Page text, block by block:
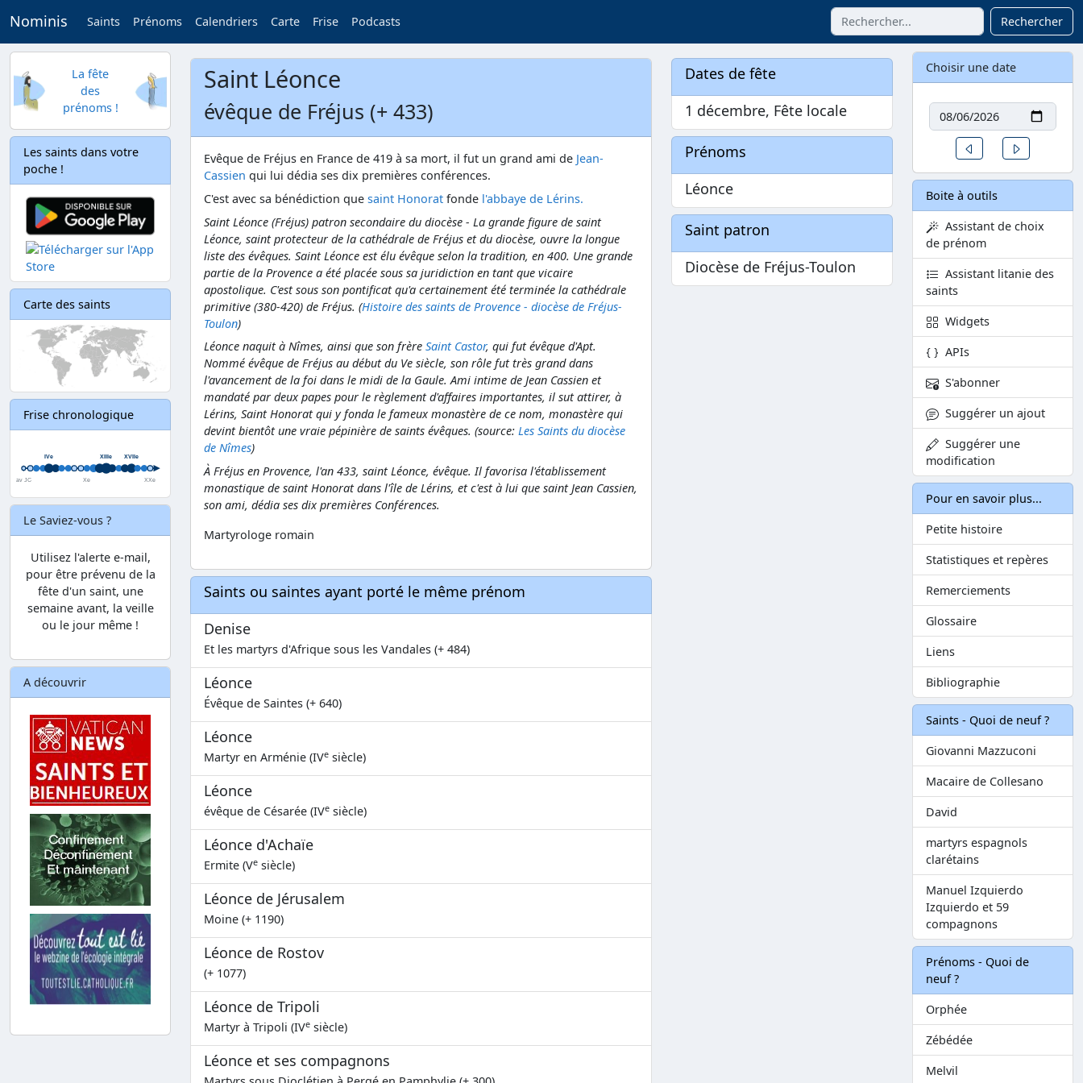
Nominis Saints Prénoms Calendriers Carte Frise Podcasts Rechercher
La fête
des
prénoms !
Les saints dans votre
poche !
Carte des saints
Frise chronologique
Le Saviez-vous ?
Utilisez l'alerte e-mail,
pour être prévenu de la
fête d'un saint, une
semaine avant, la veille
ou le jour même !
A découvrir
Saint Léonce
évêque de Fréjus (+ 433)
Evêque de Fréjus en France de 419 à sa mort, il fut un grand ami de Jean-
Cassien qui lui dédia ses dix premières conférences.
C'est avec sa bénédiction que saint Honorat fonde l'abbaye de Lérins.
Saint Léonce (Fréjus) patron secondaire du diocèse - La grande figure de saint
Léonce, saint protecteur de la cathédrale de Fréjus et du diocèse, ouvre la longue
liste des évêques. Saint Léonce est élu évêque selon la tradition, en 400. Une grande
partie de la Provence a été placée sous sa juridiction en tant que vicaire
apostolique. C'est sous son pontificat qu'a certainement été terminée la cathédrale
primitive (380-420) de Fréjus. (Histoire des saints de Provence - diocèse de Fréjus-
Toulon)
Léonce naquit à Nîmes, ainsi que son frère Saint Castor, qui fut évêque d'Apt.
Nommé évêque de Fréjus au début du Ve siècle, son rôle fut très grand dans
l'avancement de la foi dans le midi de la Gaule. Ami intime de Jean Cassien et
mandaté par deux papes pour le règlement d'affaires importantes, il sut attirer, à
Lérins, Saint Honorat qui y fonda le fameux monastère de ce nom, monastère qui
devint bientôt une vraie pépinière de saints évêques. (source: Les Saints du diocèse
de Nîmes)
À Fréjus en Provence, l'an 433, saint Léonce, évêque. Il favorisa l'établissement
monastique de saint Honorat dans l'île de Lérins, et c'est à lui que saint Jean Cassien,
son ami, dédia ses dix premières Conférences.
Martyrologe romain
Saints ou saintes ayant porté le même prénom
Denise
Et les martyrs d'Afrique sous les Vandales (+ 484)
Léonce
Évêque de Saintes (+ 640)
Léonce
Martyr en Arménie (IVe siècle)
Léonce
évêque de Césarée (IVe siècle)
Léonce d'Achaïe
Ermite (Ve siècle)
Léonce de Jérusalem
Moine (+ 1190)
Léonce de Rostov
(+ 1077)
Léonce de Tripoli
Martyr à Tripoli (IVe siècle)
Léonce et ses compagnons
Dates de fête
1 décembre, Fête locale
Prénoms
Léonce
Saint patron
Diocèse de Fréjus-Toulon
Choisir une date
Date
Un jour avant
Boite à outils
Assistant de choix
de prénom
Assistant litanie des
saints
Widgets
APIs
S'abonner
Suggérer un ajout
Suggérer une
modification
Pour en savoir plus...
Petite histoire
Statistiques et repères
Remerciements
Glossaire
Liens
Bibliographie
Saints - Quoi de neuf ?
Giovanni Mazzuconi
Macaire de Collesano
David
martyrs espagnols
clarétains
Manuel Izquierdo
Izquierdo et 59
compagnons
Prénoms - Quoi de
neuf ?
Orphée
Zébédée
Melvil